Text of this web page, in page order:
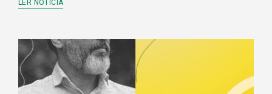
LER NOTÍCIA